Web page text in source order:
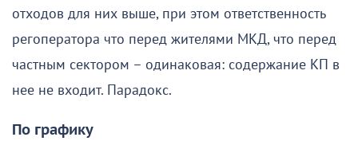
отходов для них выше, при этом ответственность
регоператора что перед жителями МКД, что перед
частным сектором – одинаковая: содержание КП в
нее не входит. Парадокс.
По графику